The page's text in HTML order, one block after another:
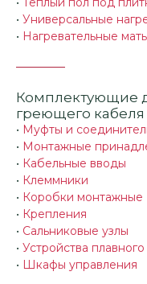
• Универсальные
• Нагревательные
Комплектующие
греющего кабеля
• Муфты и
• Монтажные
• Кабельные вводы
• Клеммники
• Коробки монтажные
• Крепления
• Сальниковые узлы
• Устройства плавного
• Шкафы управления